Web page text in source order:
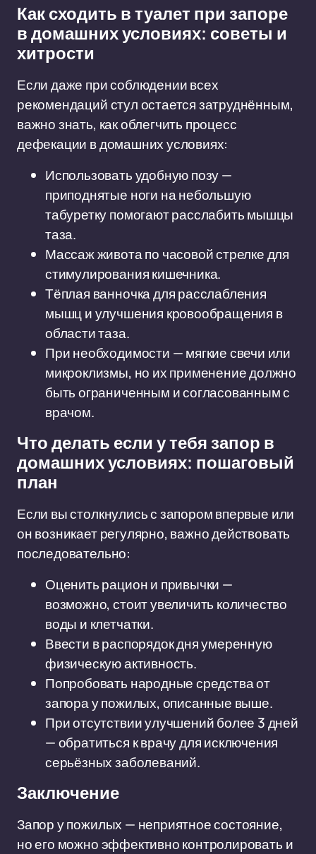
Как сходить в туалет при запоре
в домашних условиях: советы и
хитрости
Если даже при соблюдении всех
рекомендаций стул остается затруднённым,
важно знать, как облегчить процесс
дефекации в домашних условиях:
Использовать удобную позу —
приподнятые ноги на небольшую
табуретку помогают расслабить мышцы
таза.
Массаж живота по часовой стрелке для
стимулирования кишечника.
Тёплая ванночка для расслабления
мышц и улучшения кровообращения в
области таза.
При необходимости — мягкие свечи или
микроклизмы, но их применение должно
быть ограниченным и согласованным с
врачом.
Что делать если у тебя запор в
домашних условиях: пошаговый
план
Если вы столкнулись с запором впервые или
он возникает регулярно, важно действовать
последовательно:
Оценить рацион и привычки —
возможно, стоит увеличить количество
воды и клетчатки.
Ввести в распорядок дня умеренную
физическую активность.
Попробовать народные средства от
запора у пожилых, описанные выше.
При отсутствии улучшений более 3 дней
— обратиться к врачу для исключения
серьёзных заболеваний.
Заключение
Запор у пожилых — неприятное состояние,
но его можно эффективно контролировать и